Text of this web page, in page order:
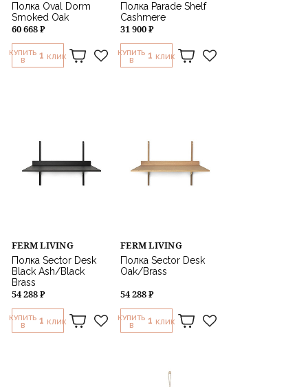
Полка Oval Dorm
Smoked Oak
60 668 ₽
КУПИТЬ
В
1 КЛИК
Полка Parade Shelf
Cashmere
31 900 ₽
КУПИТЬ
В
1 КЛИК
FERM LIVING
Полка Sector Desk
Black Ash/Black
Brass
54 288 ₽
КУПИТЬ
В
1 КЛИК
FERM LIVING
Полка Sector Desk
Oak/Brass
54 288 ₽
КУПИТЬ
В
1 КЛИК